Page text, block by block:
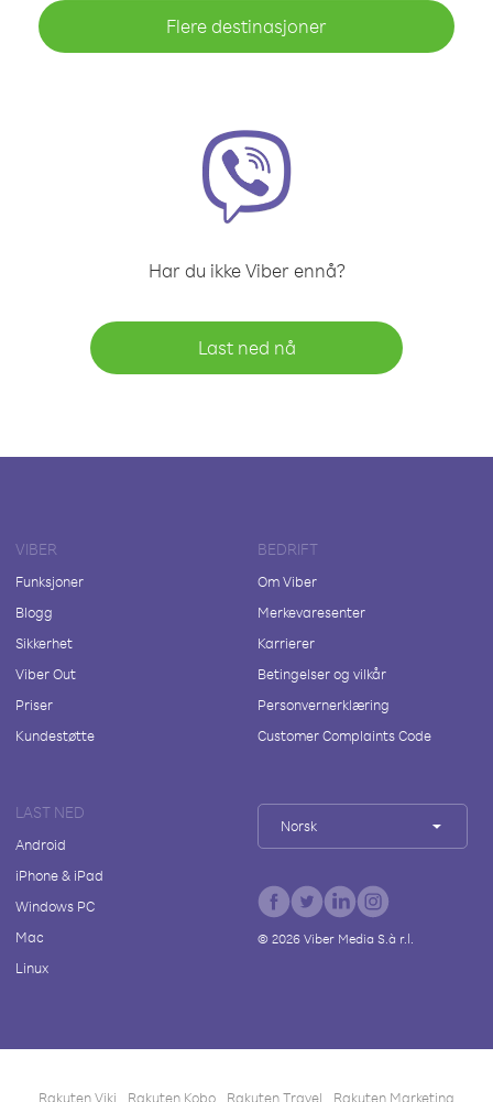
Flere destinasjoner
Har du ikke Viber ennå?
Last ned nå
VIBER
Funksjoner
Blogg
Sikkerhet
Viber Out
Priser
Kundestøtte
BEDRIFT
Om Viber
Merkevaresenter
Karrierer
Betingelser og vilkår
Personvernerklæring
Customer Complaints Code
LAST NED
Android
iPhone & iPad
Windows PC
Mac
Linux
Norsk
© 2026Viber Media S.à r.l.
Rakuten Viki Rakuten Kobo Rakuten Travel Rakuten Marketing